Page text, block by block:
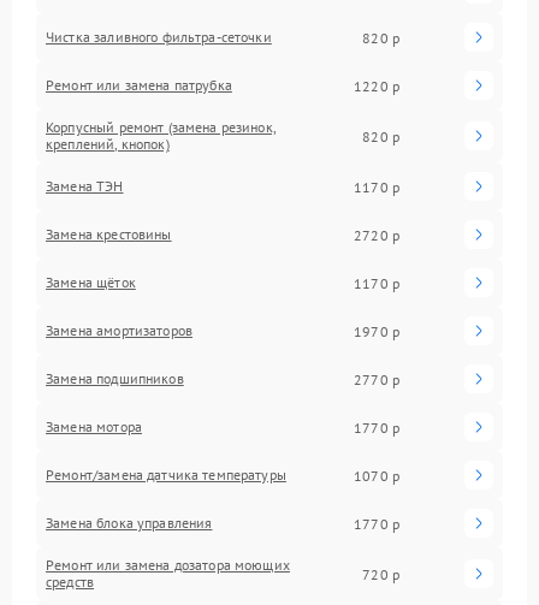
Чистка заливного фильтра-сеточки 820 р
Ремонт или замена патрубка 1220 р
Корпусный ремонт (замена резинок,
креплений, кнопок)
820 р
Замена ТЭН 1170 р
Замена крестовины 2720 р
Замена щёток 1170 р
Замена амортизаторов 1970 р
Замена подшипников 2770 р
Замена мотора 1770 р
Ремонт/замена датчика температуры 1070 р
Замена блока управления 1770 р
Ремонт или замена дозатора моющих
средств
720 р